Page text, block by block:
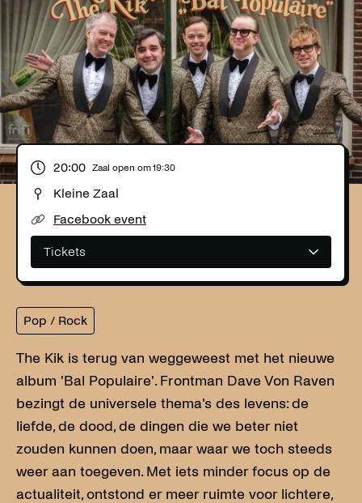
20:00 Zaal open om19:30
Kleine Zaal
Facebook event
Tickets
Pop / Rock
The Kik is terug van weggeweest met het nieuwe
album 'Bal Populaire'. Frontman Dave Von Raven
bezingt de universele thema's des levens: de
liefde, de dood, de dingen die we beter niet
zouden kunnen doen, maar waar we toch steeds
weer aan toegeven. Met iets minder focus op de
actualiteit, ontstond er meer ruimte voor lichtere,